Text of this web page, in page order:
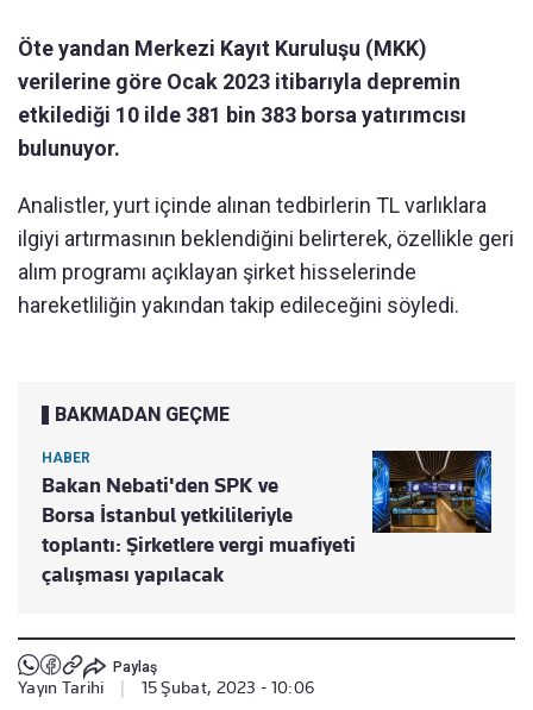
Öte yandan Merkezi Kayıt Kuruluşu (MKK)
verilerine göre Ocak 2023 itibarıyla depremin
etkilediği 10 ilde 381 bin 383 borsa yatırımcısı
bulunuyor.
Analistler, yurt içinde alınan tedbirlerin TL varlıklara
ilgiyi artırmasının beklendiğini belirterek, özellikle geri
alım programı açıklayan şirket hisselerinde
hareketliliğin yakından takip edileceğini söyledi.
BAKMADAN GEÇME
HABER
Bakan Nebati'den SPK ve
Borsa İstanbul yetkilileriyle
toplantı: Şirketlere vergi muafiyeti
çalışması yapılacak
Paylaş
Yayın Tarihi 15 Şubat, 2023 - 10:06